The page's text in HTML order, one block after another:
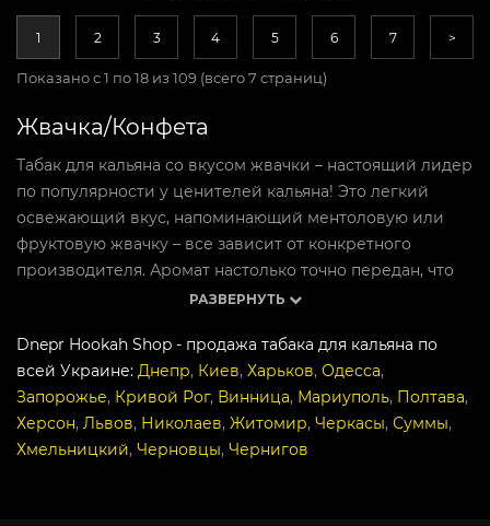
1 2 3 4 5 6 7 >
Показано с 1 по 18 из 109 (всего 7 страниц)
Жвачка/Конфета
Табак для кальяна со вкусом жвачки – настоящий лидер
по популярности у ценителей кальяна! Это легкий
освежающий вкус, напоминающий ментоловую или
фруктовую жвачку – все зависит от конкретного
производителя. Аромат настолько точно передан, что
действительно напоминает любимую жвачку или
Что мы предлагаем?
Курение такого табака подойдет как опытным
кальянщикам, так и новичкам. Хорошая пропитка
гарантирует густой дым, листья имеют разную нарезку,
РАЗВЕРНУТЬ
Dnepr Hookah Shop - продажа табака для кальяна по
всей Украине: Днепр, Киев, Харьков, Одесса,
Запорожье, Кривой Рог, Винница, Мариуполь, Полтава,
Херсон, Львов, Николаев, Житомир, Черкасы, Суммы,
Хмельницкий, Черновцы, Чернигов